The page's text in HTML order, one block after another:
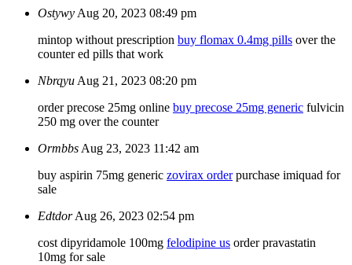
Ostywy Aug 20, 2023 08:49 pm
mintop without prescription buy flomax 0.4mg pills over the
counter ed pills that work
Nbrqyu Aug 21, 2023 08:20 pm
order precose 25mg online buy precose 25mg generic fulvicin
250 mg over the counter
Ormbbs Aug 23, 2023 11:42 am
buy aspirin 75mg generic zovirax orderpurchase imiquad for
sale
Edtdor Aug 26, 2023 02:54 pm
cost dipyridamole 100mg felodipine us order pravastatin
10mg for sale